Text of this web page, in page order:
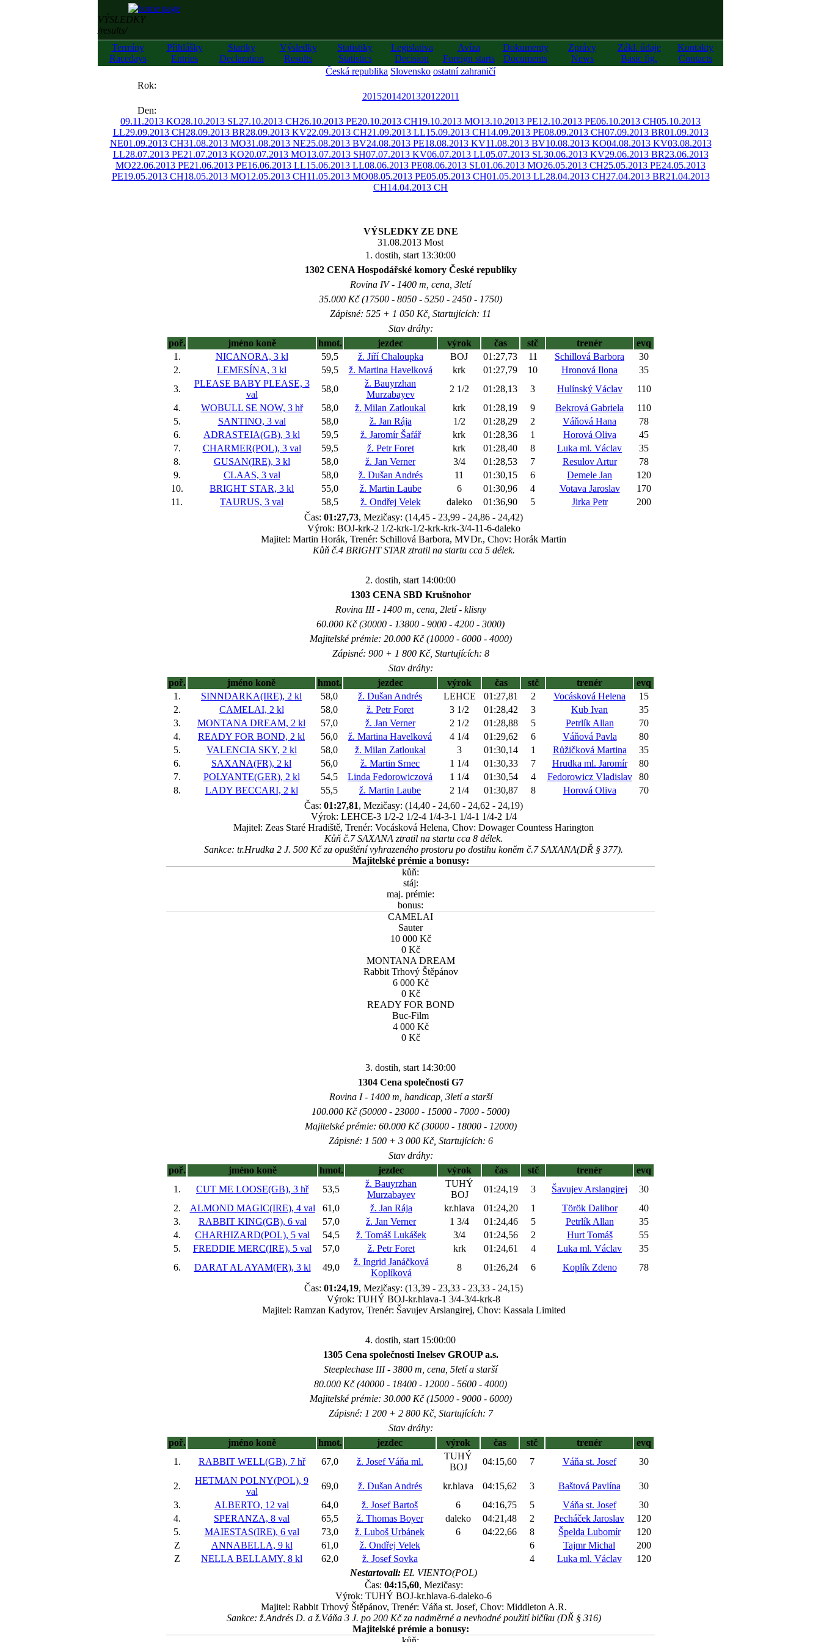
VÝSLEDKY
/results/
Termíny
Racedays
Přihlášky
Entries
Startky
Declaration
Výsledky
Results
Statistiky
Statistics
Legislativa
Decision
Avíza
Foreign starts
Dokumenty
Documents
Zprávy
News
Zákl. údaje
Basic fig.
Kontakty
Contacts
Česká republika Slovensko ostatní zahraničí
Rok:
20152014201320122011
Den:
09.11.2013 KO28.10.2013 SL27.10.2013 CH26.10.2013 PE20.10.2013 CH19.10.2013 MO13.10.2013 PE12.10.2013 PE06.10.2013 CH05.10.2013
LL29.09.2013 CH28.09.2013 BR28.09.2013 KV22.09.2013 CH21.09.2013 LL15.09.2013 CH14.09.2013 PE08.09.2013 CH07.09.2013 BR01.09.2013
NE01.09.2013 CH31.08.2013 MO31.08.2013 NE25.08.2013 BV24.08.2013 PE18.08.2013 KV11.08.2013 BV10.08.2013 KO04.08.2013 KV03.08.2013
LL28.07.2013 PE21.07.2013 KO20.07.2013 MO13.07.2013 SH07.07.2013 KV06.07.2013 LL05.07.2013 SL30.06.2013 KV29.06.2013 BR23.06.2013
MO22.06.2013 PE21.06.2013 PE16.06.2013 LL15.06.2013 LL08.06.2013 PE08.06.2013 SL01.06.2013 MO26.05.2013 CH25.05.2013 PE24.05.2013
PE19.05.2013 CH18.05.2013 MO12.05.2013 CH11.05.2013 MO08.05.2013 PE05.05.2013 CH01.05.2013 LL28.04.2013 CH27.04.2013 BR21.04.2013
CH14.04.2013 CH
VÝSLEDKY ZE DNE
31.08.2013 Most
1. dostih, start 13:30:00
1302 CENA Hospodářské komory České republiky
Rovina IV - 1400 m, cena, 3letí
35.000 Kč (17500 - 8050 - 5250 - 2450 - 1750)
Zápisné: 525 + 1 050 Kč, Startujících: 11
Stav dráhy:
poř.
jméno koně hmot. jezdec výrok čas stč trenér
evq
1.
NICANORA, 3 kl 59,5 ž. Jiří Chaloupka BOJ 01:27,73 11 Schillová Barbora
30
2.
LEMESÍNA, 3 kl 59,5 ž. Martina Havelková krk 01:27,79 10 Hronová Ilona
35
3.
PLEASE BABY PLEASE, 3
val
58,0
ž. Bauyrzhan
Murzabayev
2 1/2 01:28,13 3 Hulínský Václav
110
4.
WOBULL SE NOW, 3 hř 58,0 ž. Milan Zatloukal krk 01:28,19 9 Bekrová Gabriela
110
5.
SANTINO, 3 val 58,0 ž. Jan Rája 1/2 01:28,29 2 Váňová Hana
78
6.
ADRASTEIA(GB), 3 kl 59,5 ž. Jaromír Šafář krk 01:28,36 1 Horová Oliva
45
7.
CHARMER(POL), 3 val 59,5 ž. Petr Foret krk 01:28,40 8 Luka ml. Václav
35
8.
GUSAN(IRE), 3 kl 58,0 ž. Jan Verner 3/4 01:28,53 7 Resulov Artur
78
9.
CLAAS, 3 val 58,0 ž. Dušan Andrés 11 01:30,15 6 Demele Jan
120
10.
BRIGHT STAR, 3 kl 55,0 ž. Martin Laube 6 01:30,96 4 Votava Jaroslav
170
11.
TAURUS, 3 val 58,5 ž. Ondřej Velek daleko 01:36,90 5 Jirka Petr
200
Čas: 01:27,73, Mezičasy: (14,45 - 23,99 - 24,86 - 24,42)
Výrok: BOJ-krk-2 1/2-krk-1/2-krk-krk-3/4-11-6-daleko
Majitel: Martin Horák, Trenér: Schillová Barbora, MVDr., Chov: Horák Martin
Kůň č.4 BRIGHT STAR ztratil na startu cca 5 délek.
2. dostih, start 14:00:00
1303 CENA SBD Krušnohor
Rovina III - 1400 m, cena, 2letí - klisny
60.000 Kč (30000 - 13800 - 9000 - 4200 - 3000)
Majitelské prémie: 20.000 Kč (10000 - 6000 - 4000)
Zápisné: 900 + 1 800 Kč, Startujících: 8
Stav dráhy:
poř.
jméno koně hmot. jezdec výrok čas stč trenér
evq
1.
SINNDARKA(IRE), 2 kl 58,0 ž. Dušan Andrés LEHCE 01:27,81 2 Vocásková Helena
15
2.
CAMELAI, 2 kl 58,0 ž. Petr Foret 3 1/2 01:28,42 3 Kub Ivan
35
3.
MONTANA DREAM, 2 kl 57,0 ž. Jan Verner 2 1/2 01:28,88 5 Petrlík Allan
70
4.
READY FOR BOND, 2 kl 56,0 ž. Martina Havelková 4 1/4 01:29,62 6 Váňová Pavla
80
5.
VALENCIA SKY, 2 kl 58,0 ž. Milan Zatloukal 3 01:30,14 1 Růžičková Martina
35
6.
SAXANA(FR), 2 kl 56,0 ž. Martin Srnec 1 1/4 01:30,33 7 Hrudka ml. Jaromír
80
7.
POLYANTE(GER), 2 kl 54,5 Linda Fedorowiczová 1 1/4 01:30,54 4 Fedorowicz Vladislav
80
8.
LADY BECCARI, 2 kl 55,5 ž. Martin Laube 2 1/4 01:30,87 8 Horová Oliva
70
Čas: 01:27,81, Mezičasy: (14,40 - 24,60 - 24,62 - 24,19)
Výrok: LEHCE-3 1/2-2 1/2-4 1/4-3-1 1/4-1 1/4-2 1/4
Majitel: Zeas Staré Hradiště, Trenér: Vocásková Helena, Chov: Dowager Countess Harington
Kůň č.7 SAXANA ztratil na startu cca 8 délek.
Sankce: tr.Hrudka 2 J. 500 Kč za opuštění vyhrazeného prostoru po dostihu koněm č.7 SAXANA(DŘ § 377).
Majitelské prémie a bonusy:
kůň:
stáj:
maj. prémie:
bonus:
CAMELAI
Sauter
10 000 Kč
0 Kč
MONTANA DREAM
Rabbit Trhový Štěpánov
6 000 Kč
0 Kč
READY FOR BOND
Buc-Film
4 000 Kč
0 Kč
3. dostih, start 14:30:00
1304 Cena společnosti G7
Rovina I - 1400 m, handicap, 3letí a starší
100.000 Kč (50000 - 23000 - 15000 - 7000 - 5000)
Majitelské prémie: 60.000 Kč (30000 - 18000 - 12000)
Zápisné: 1 500 + 3 000 Kč, Startujících: 6
Stav dráhy:
poř.
jméno koně hmot. jezdec výrok čas stč trenér
evq
1.
CUT ME LOOSE(GB), 3 hř 53,5
ž. Bauyrzhan
Murzabayev
TUHÝ
BOJ
01:24,19 3 Šavujev Arslangirej
30
2.
ALMOND MAGIC(IRE), 4 val 61,0 ž. Jan Rája kr.hlava 01:24,20 1 Török Dalibor
40
3.
RABBIT KING(GB), 6 val 57,0 ž. Jan Verner 1 3/4 01:24,46 5 Petrlík Allan
35
4.
CHARHIZARD(POL), 5 val 54,5 ž. Tomáš Lukášek 3/4 01:24,56 2 Hurt Tomáš
55
5.
FREDDIE MERC(IRE), 5 val 57,0 ž. Petr Foret krk 01:24,61 4 Luka ml. Václav
35
6.
DARAT AL AYAM(FR), 3 kl 49,0
ž. Ingrid Janáčková
Koplíková
8 01:26,24 6 Koplík Zdeno
78
Čas: 01:24,19, Mezičasy: (13,39 - 23,33 - 23,33 - 24,15)
Výrok: TUHÝ BOJ-kr.hlava-1 3/4-3/4-krk-8
Majitel: Ramzan Kadyrov, Trenér: Šavujev Arslangirej, Chov: Kassala Limited
4. dostih, start 15:00:00
1305 Cena společnosti Inelsev GROUP a.s.
Steeplechase III - 3800 m, cena, 5letí a starší
80.000 Kč (40000 - 18400 - 12000 - 5600 - 4000)
Majitelské prémie: 30.000 Kč (15000 - 9000 - 6000)
Zápisné: 1 200 + 2 800 Kč, Startujících: 7
Stav dráhy:
poř.
jméno koně hmot. jezdec výrok čas stč trenér
evq
1.
RABBIT WELL(GB), 7 hř 67,0 ž. Josef Váňa ml.
TUHÝ
BOJ
04:15,60 7 Váňa st. Josef 30
2.
HETMAN POLNY(POL), 9
val
69,0 ž. Dušan Andrés kr.hlava 04:15,62 3 Baštová Pavlína
30
3.
ALBERTO, 12 val 64,0 ž. Josef Bartoš 6 04:16,75 5 Váňa st. Josef
30
4.
SPERANZA, 8 val 65,5 ž. Thomas Boyer daleko 04:21,48 2 Pecháček Jaroslav
120
5.
MAIESTAS(IRE), 6 val 73,0 ž. Luboš Urbánek 6 04:22,66 8 Špelda Lubomír
120
Z
ANNABELLA, 9 kl 61,0 ž. Ondřej Velek 6 Tajmr Michal
200
Z
NELLA BELLAMY, 8 kl 62,0 ž. Josef Sovka 4 Luka ml. Václav
120
Nestartovali: EL VIENTO(POL)
Čas: 04:15,60, Mezičasy:
Výrok: TUHÝ BOJ-kr.hlava-6-daleko-6
Majitel: Rabbit Trhový Štěpánov, Trenér: Váňa st. Josef, Chov: Middleton A.R.
Sankce: ž.Andrés D. a ž.Váňa 3 J. po 200 Kč za nadměrné a nevhodné použití bičíku (DŘ § 316)
Majitelské prémie a bonusy: